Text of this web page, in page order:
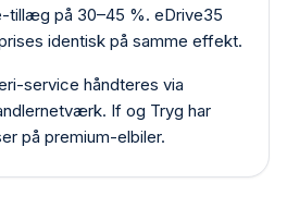
tillæg på 30–45 %. eDrive35
identisk på samme effekt.
service håndteres via
If og Tryg har
på premium-elbiler.